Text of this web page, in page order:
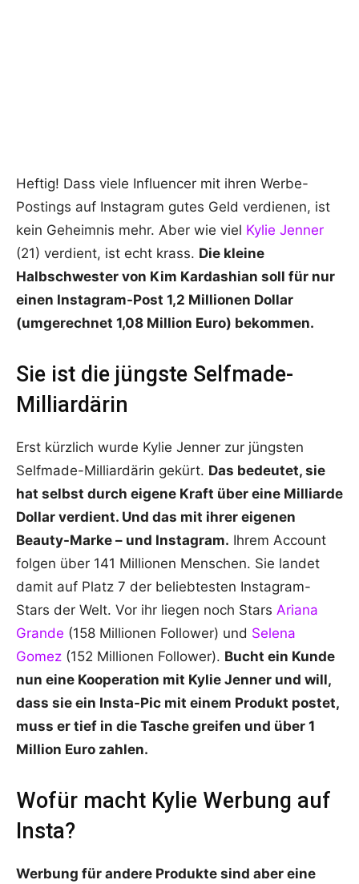
Heftig! Dass viele Influencer mit ihren Werbe-
Postings auf Instagram gutes Geld verdienen, ist
kein Geheimnis mehr. Aber wie viel Kylie Jenner
(21) verdient, ist echt krass. Die kleine
Halbschwester von Kim Kardashian soll für nur
einen Instagram-Post 1,2 Millionen Dollar
(umgerechnet 1,08 Million Euro) bekommen.
Sie ist die jüngste Selfmade-
Milliardärin
Erst kürzlich wurde Kylie Jenner zur jüngsten
Selfmade-Milliardärin gekürt. Das bedeutet, sie
hat selbst durch eigene Kraft über eine Milliarde
Dollar verdient. Und das mit ihrer eigenen
Beauty-Marke – und Instagram. Ihrem Account
folgen über 141 Millionen Menschen. Sie landet
damit auf Platz 7 der beliebtesten Instagram-
Stars der Welt. Vor ihr liegen noch Stars Ariana
Grande (158 Millionen Follower) und Selena
Gomez (152 Millionen Follower). Bucht ein Kunde
nun eine Kooperation mit Kylie Jenner und will,
dass sie ein Insta-Pic mit einem Produkt postet,
muss er tief in die Tasche greifen und über 1
Million Euro zahlen.
Wofür macht Kylie Werbung auf
Insta?
Werbung für andere Produkte sind aber eine